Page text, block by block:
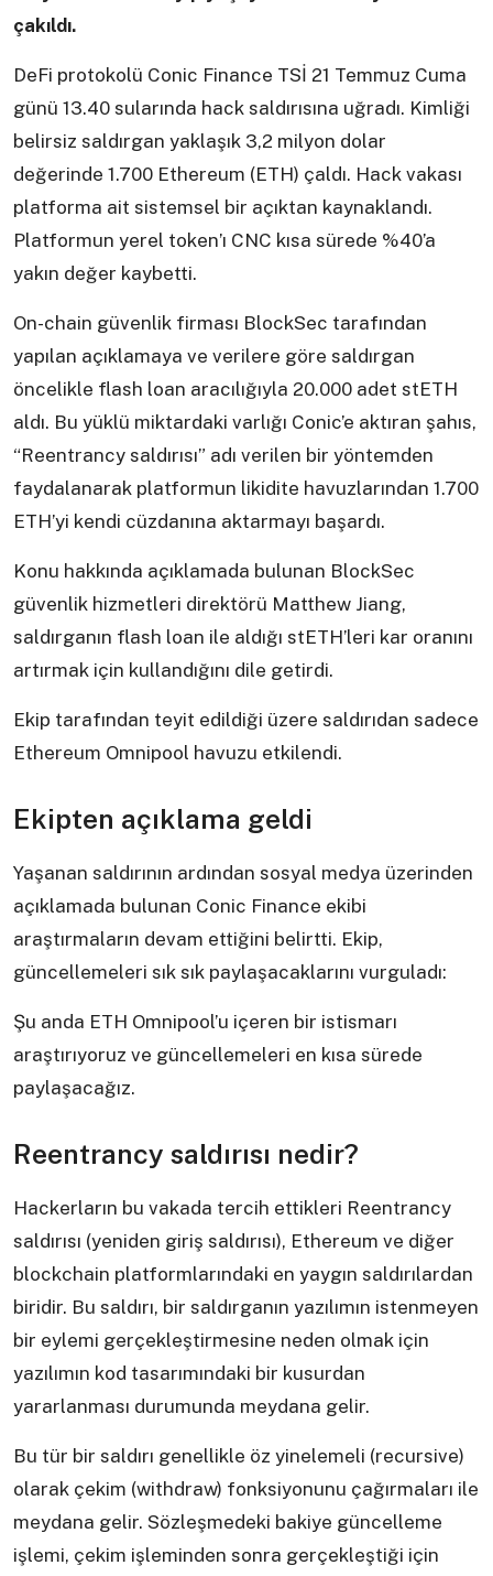
çakıldı.
DeFi protokolü Conic Finance TSİ 21 Temmuz Cuma
günü 13.40 sularında hack saldırısına uğradı. Kimliği
belirsiz saldırgan yaklaşık 3,2 milyon dolar
değerinde 1.700 Ethereum (ETH) çaldı. Hack vakası
platforma ait sistemsel bir açıktan kaynaklandı.
Platformun yerel token’ı CNC kısa sürede %40’a
yakın değer kaybetti.
On-chain güvenlik firması BlockSec tarafından
yapılan açıklamaya ve verilere göre saldırgan
öncelikle flash loan aracılığıyla 20.000 adet stETH
aldı. Bu yüklü miktardaki varlığı Conic’e aktıran şahıs,
“Reentrancy saldırısı” adı verilen bir yöntemden
faydalanarak platformun likidite havuzlarından 1.700
ETH’yi kendi cüzdanına aktarmayı başardı.
Konu hakkında açıklamada bulunan BlockSec
güvenlik hizmetleri direktörü Matthew Jiang,
saldırganın flash loan ile aldığı stETH’leri kar oranını
artırmak için kullandığını dile getirdi.
Ekip tarafından teyit edildiği üzere saldırıdan sadece
Ethereum Omnipool havuzu etkilendi.
Ekipten açıklama geldi
Yaşanan saldırının ardından sosyal medya üzerinden
açıklamada bulunan Conic Finance ekibi
araştırmaların devam ettiğini belirtti. Ekip,
güncellemeleri sık sık paylaşacaklarını vurguladı:
Şu anda ETH Omnipool’u içeren bir istismarı
araştırıyoruz ve güncellemeleri en kısa sürede
paylaşacağız.
Reentrancy saldırısı nedir?
Hackerların bu vakada tercih ettikleri Reentrancy
saldırısı (yeniden giriş saldırısı), Ethereum ve diğer
blockchain platformlarındaki en yaygın saldırılardan
biridir. Bu saldırı, bir saldırganın yazılımın istenmeyen
bir eylemi gerçekleştirmesine neden olmak için
yazılımın kod tasarımındaki bir kusurdan
yararlanması durumunda meydana gelir.
Bu tür bir saldırı genellikle öz yinelemeli (recursive)
olarak çekim (withdraw) fonksiyonunu çağırmaları ile
meydana gelir. Sözleşmedeki bakiye güncelleme
işlemi, çekim işleminden sonra gerçekleştiği için